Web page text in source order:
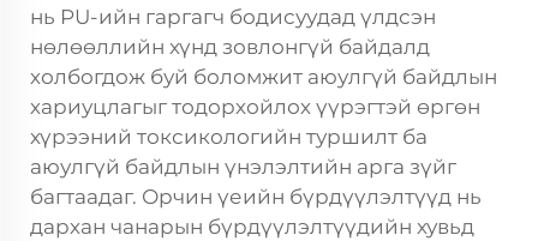
нь PU-ийн гаргагч бодисуудад үлдсэн
нөлөөллийн хүнд зовлонгүй байдалд
холбогдож буй боломжит аюулгүй байдлын
хариуцлагыг тодорхойлох үүрэгтэй өргөн
хүрээний токсикологийн туршилт ба
аюулгүй байдлын үнэлэлтийн арга зүйг
багтаадаг. Орчин үеийн бүрдүүлэлтүүд нь
дархан чанарын бүрдүүлэлтүүдийн хувьд